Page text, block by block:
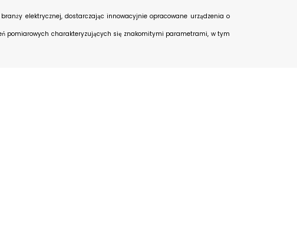
elektrycznej, dostarczając innowacyjnie opracowane urządzenia o
pomiarowych charakteryzujących się znakomitymi parametrami, w tym